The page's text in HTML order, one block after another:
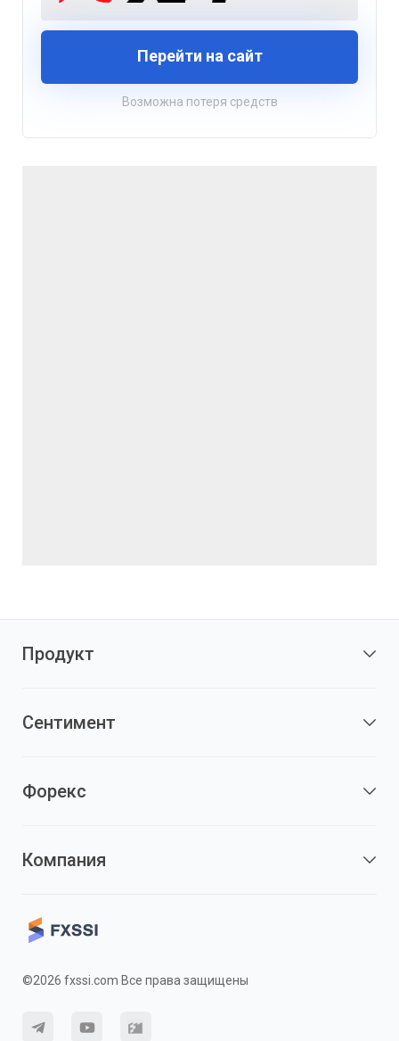
Перейти на сайт
Возможна потеря средств
Продукт
Сентимент
Форекс
Компания
©2026 fxssi.com Все права защищены